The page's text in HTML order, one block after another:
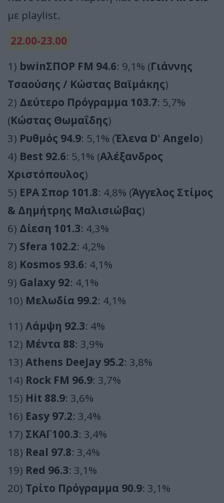
με playlist.
22.00-23.00
1) bwinΣΠΟΡ FM 94.6: 9,1% (Γιάννης
Τσαούσης / Κώστας Βαϊμάκης)
2) Δεύτερο Πρόγραμμα 103.7: 5,7%
(Κώστας Θωμαΐδης)
3) Ρυθμός 94.9: 5,1% (Έλενα D' Angelo)
4) Best 92.6: 5,1% (Αλέξανδρος
Χριστόπουλος)
5) ΕΡΑ Σπορ 101.8: 4,8% (Άγγελος Στίμος
& Δημήτρης Μαλισιώβας)
6) Δίεση 101.3: 4,3%
7) Sfera 102.2: 4,2%
8) Kosmos 93.6: 4,1%
9) Galaxy 92: 4,1%
10) Μελωδία 99.2: 4,1%
11) Λάμψη 92.3: 4%
12) Μέντα 88: 3,9%
13) Athens DeeJay 95.2: 3,8%
14) Rock FM 96.9: 3,7%
15) Hit 88.9: 3,6%
16) Easy 97.2: 3,4%
17) ΣΚΑΪ 100.3: 3,4%
18) Real 97.8: 3,4%
19) Red 96.3: 3,1%
20) Τρίτο Πρόγραμμα 90.9: 3,1%